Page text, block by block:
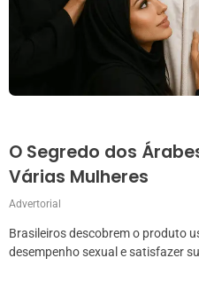
O Segredo dos
Várias Mulheres
Advertorial
Brasileiros descobrem o produto
desempenho sexual e satisfazer